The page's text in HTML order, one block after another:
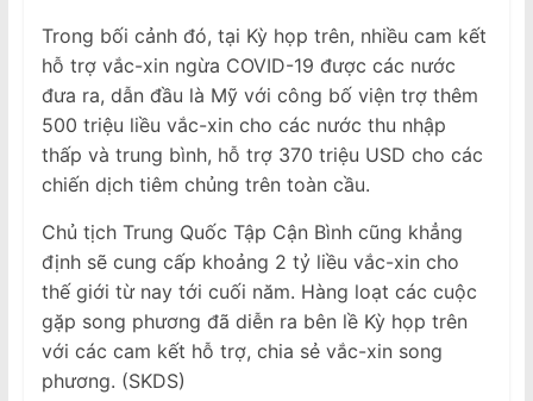
Trong bối cảnh đó, tại Kỳ họp trên, nhiều cam kết
hỗ trợ vắc-xin ngừa COVID-19 được các nước
đưa ra, dẫn đầu là Mỹ với công bố viện trợ thêm
500 triệu liều vắc-xin cho các nước thu nhập
thấp và trung bình, hỗ trợ 370 triệu USD cho các
chiến dịch tiêm chủng trên toàn cầu.
Chủ tịch Trung Quốc Tập Cận Bình cũng khẳng
định sẽ cung cấp khoảng 2 tỷ liều vắc-xin cho
thế giới từ nay tới cuối năm. Hàng loạt các cuộc
gặp song phương đã diễn ra bên lề Kỳ họp trên
với các cam kết hỗ trợ, chia sẻ vắc-xin song
phương. (SKDS)